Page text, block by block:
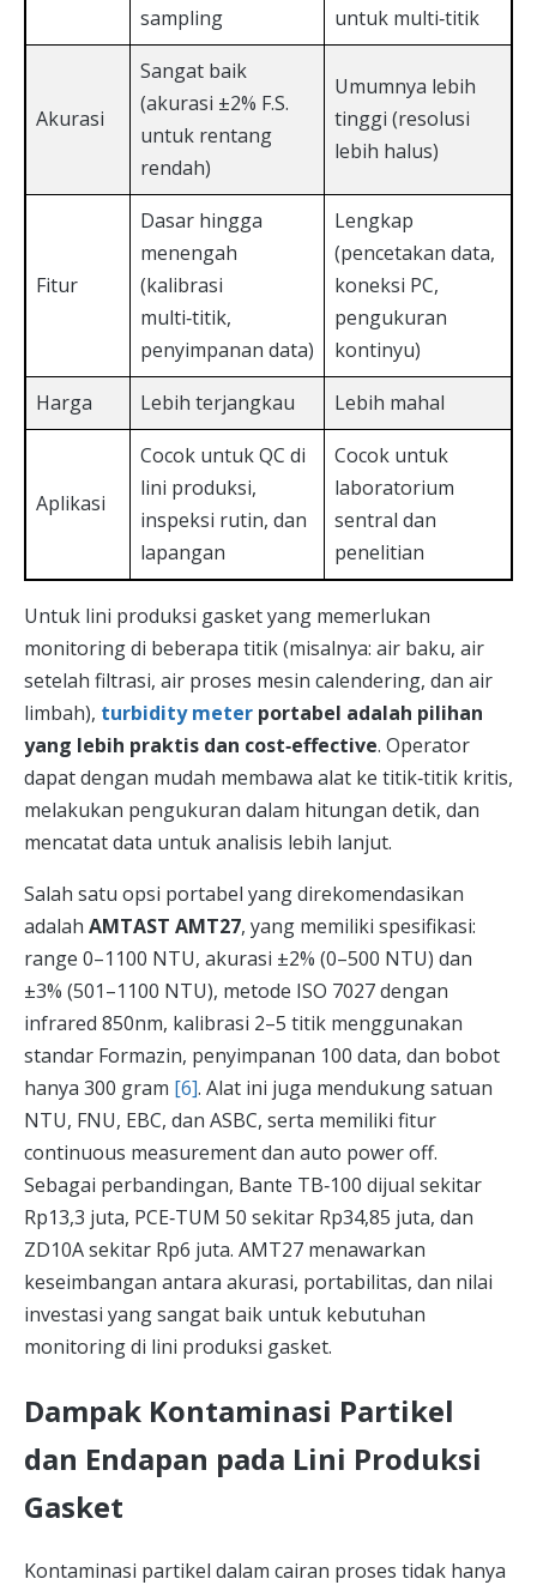
sampling
untuk multi‑titik
Akurasi
Sangat baik
(akurasi ±2% F.S.
untuk rentang
rendah)
Umumnya lebih
tinggi (resolusi
lebih halus)
Fitur
Dasar hingga
menengah
(kalibrasi
multi‑titik,
penyimpanan data)
Lengkap
(pencetakan data,
koneksi PC,
pengukuran
kontinyu)
Harga
Lebih terjangkau Lebih mahal
Aplikasi
Cocok untuk QC di
lini produksi,
inspeksi rutin, dan
lapangan
Cocok untuk
laboratorium
sentral dan
penelitian
Untuk lini produksi gasket yang memerlukan
monitoring di beberapa titik (misalnya: air baku, air
setelah filtrasi, air proses mesin calendering, dan air
limbah), turbidity meter portabel adalah pilihan
yang lebih praktis dan cost‑effective. Operator
dapat dengan mudah membawa alat ke titik‑titik kritis,
melakukan pengukuran dalam hitungan detik, dan
mencatat data untuk analisis lebih lanjut.
Salah satu opsi portabel yang direkomendasikan
adalah AMTAST AMT27, yang memiliki spesifikasi:
range 0–1100 NTU, akurasi ±2% (0–500 NTU) dan
±3% (501–1100 NTU), metode ISO 7027 dengan
infrared 850nm, kalibrasi 2–5 titik menggunakan
standar Formazin, penyimpanan 100 data, dan bobot
hanya 300 gram [6]. Alat ini juga mendukung satuan
NTU, FNU, EBC, dan ASBC, serta memiliki fitur
continuous measurement dan auto power off.
Sebagai perbandingan, Bante TB‑100 dijual sekitar
Rp13,3 juta, PCE‑TUM 50 sekitar Rp34,85 juta, dan
ZD10A sekitar Rp6 juta. AMT27 menawarkan
keseimbangan antara akurasi, portabilitas, dan nilai
investasi yang sangat baik untuk kebutuhan
monitoring di lini produksi gasket.
Dampak Kontaminasi Partikel
dan Endapan pada Lini Produksi
Gasket
Kontaminasi partikel dalam cairan proses tidak hanya